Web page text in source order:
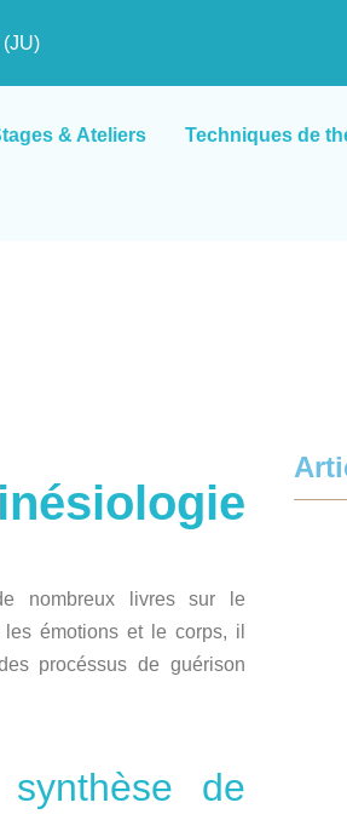
& Ateliers Techniques de
nombreux livres sur le
émotions et le corps, il
procéssus de guérison
de